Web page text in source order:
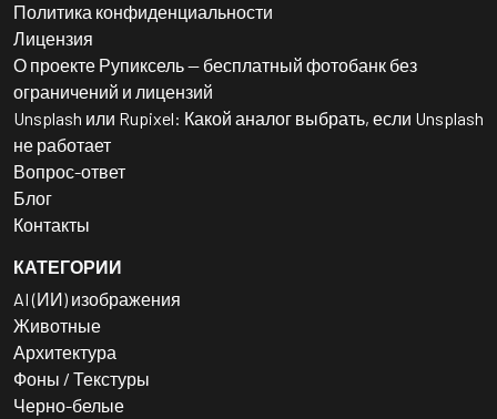
Политика конфиденциальности
Лицензия
О проекте Рупиксель — бесплатный фотобанк без
ограничений и лицензий
Unsplash или Rupixel: Какой аналог выбрать, если Unsplash
не работает
Вопрос-ответ
Блог
Контакты
КАТЕГОРИИ
AI (ИИ) изображения
Животные
Архитектура
Фоны / Текстуры
Черно-белые